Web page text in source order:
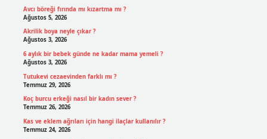
Avcı böreği fırında mı kızartma mı ?
Ağustos 5, 2026
Akrilik boya neyle çıkar ?
Ağustos 3, 2026
6 aylık bir bebek günde ne kadar mama yemeli ?
Ağustos 3, 2026
Tutukevi cezaevinden farklı mı ?
Temmuz 29, 2026
Koç burcu erkeği nasıl bir kadın sever ?
Temmuz 26, 2026
Kas ve eklem ağrıları için hangi ilaçlar kullanılır ?
Temmuz 24, 2026